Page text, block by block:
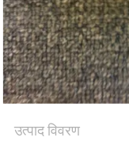
उत्पाद विवरण